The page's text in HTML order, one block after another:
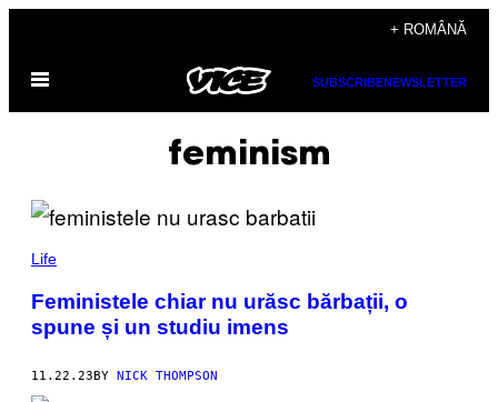
content
+ ROMÂNĂ
Open
SUBSCRIBENEWSLETTER
feminism
Life
Feministele chiar nu urăsc bărbații, o
spune și un studiu imens
11.22.23 BY NICK THOMPSON